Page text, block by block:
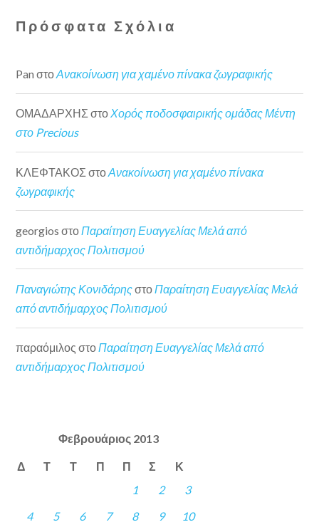
Πρόσφατα Σχόλια
Pan στοΑνακοίνωση για χαμένο πίνακα ζωγραφικής
ΟΜΑΔΑΡΧΗΣ στοΧορός ποδοσφαιρικής ομάδας Μέντη
στο Precious
ΚΛΕΦΤΑΚΟΣ στοΑνακοίνωση για χαμένο πίνακα
ζωγραφικής
georgios στοΠαραίτηση Ευαγγελίας Μελά από
αντιδήμαρχος Πολιτισμού
Παναγιώτης ΚονιδάρηςστοΠαραίτηση Ευαγγελίας Μελά
από αντιδήμαρχος Πολιτισμού
παραόμιλος στοΠαραίτηση Ευαγγελίας Μελά από
αντιδήμαρχος Πολιτισμού
Φεβρουάριος 2013
Δ Τ Τ Π Π Σ Κ
1 2
3
4
5 6 7 8 9
10